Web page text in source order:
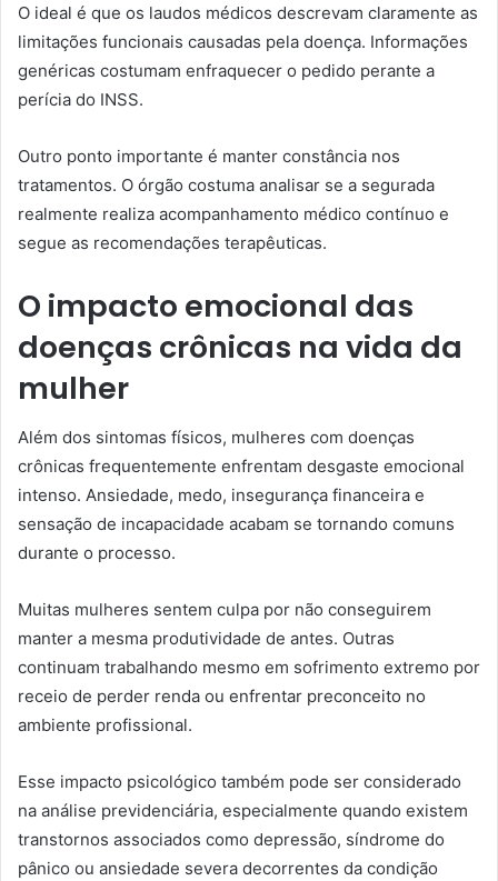
O ideal é que os laudos médicos descrevam claramente as
limitações funcionais causadas pela doença. Informações
genéricas costumam enfraquecer o pedido perante a
perícia do INSS.
Outro ponto importante é manter constância nos
tratamentos. O órgão costuma analisar se a segurada
realmente realiza acompanhamento médico contínuo e
segue as recomendações terapêuticas.
O impacto emocional das
doenças crônicas na vida da
mulher
Além dos sintomas físicos, mulheres com doenças
crônicas frequentemente enfrentam desgaste emocional
intenso. Ansiedade, medo, insegurança financeira e
sensação de incapacidade acabam se tornando comuns
durante o processo.
Muitas mulheres sentem culpa por não conseguirem
manter a mesma produtividade de antes. Outras
continuam trabalhando mesmo em sofrimento extremo por
receio de perder renda ou enfrentar preconceito no
ambiente profissional.
Esse impacto psicológico também pode ser considerado
na análise previdenciária, especialmente quando existem
transtornos associados como depressão, síndrome do
pânico ou ansiedade severa decorrentes da condição